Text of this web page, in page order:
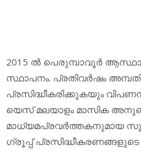
2015 ല്‍ പെരുമ്പാവൂര്‍
സ്ഥാപനം. പ്രതിവര്‍ഷം
പ്രസിദ്ധീകരിക്കുകയും
യെസ് മലയാളം മാസിക
മാധ്യമപ്രവര്‍ത്തകനുമായ
ഗ്രൂപ്പ് പ്രസിദ്ധീകരണങ്ങളുടെ